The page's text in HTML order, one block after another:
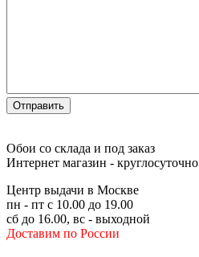
Обои со склада и под заказ
Интернет магазин - круглосуточно
Центр выдачи в Москве
пн - пт с 10.00 до 19.00
сб до 16.00, вс - выходной
Доставим по России